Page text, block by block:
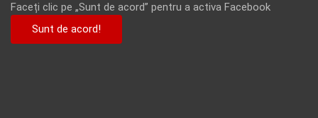
Faceți clic pe „Sunt de acord” pentru a activa Facebook
Sunt de acord!